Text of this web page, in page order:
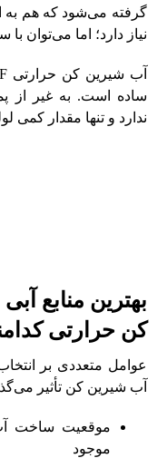
گرفته می‌شود که هم به
نیاز دارد؛ اما می‌توان
ساده است. به غیر از
ندارد و تنها مقدار کمی
بهترین منابع
کن حرارتی
عوامل متعددی بر
آب شیرین کن تأثیر
موقعیت ساخت
موجود